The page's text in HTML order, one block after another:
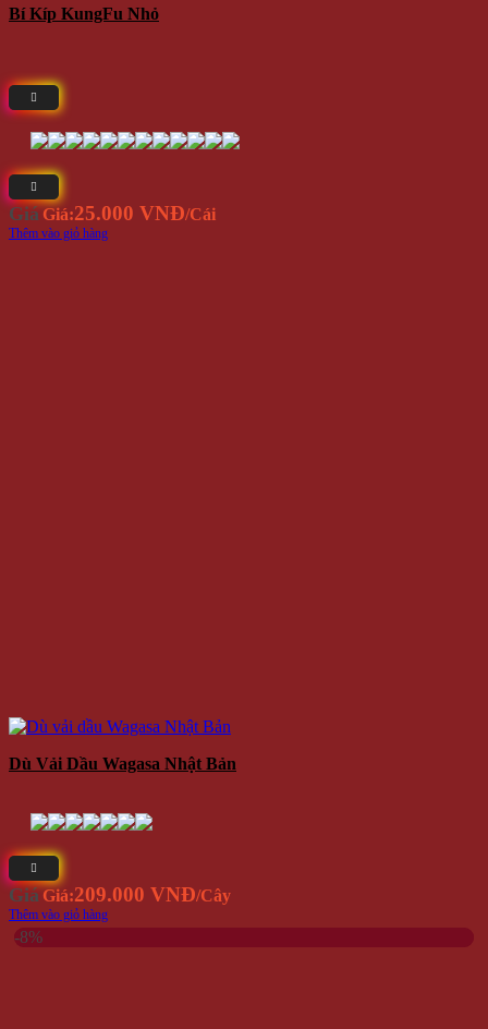
Bí Kíp KungFu Nhỏ
Giá Giá:25.000 VNĐ/Cái
Thêm vào giỏ hàng
Dù Vải Dầu Wagasa Nhật Bản
Giá Giá:209.000 VNĐ/Cây
Thêm vào giỏ hàng
-8%